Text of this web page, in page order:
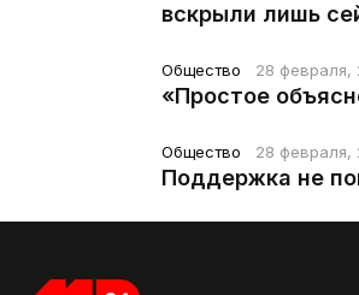
вскрыли лишь
Общество 28 февраля,
«Простое
Общество 28 февраля,
Поддержка не